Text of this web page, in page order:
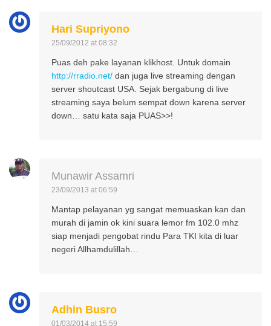
Hari Supriyono
25/09/2012 at 08:32
Puas deh pake layanan klikhost. Untuk domain
http://rradio.net/ dan juga live streaming dengan
server shoutcast USA. Sejak bergabung di live
streaming saya belum sempat down karena server
down… satu kata saja PUAS>>!
Munawir Assamri
23/09/2013 at 06:59
Mantap pelayanan yg sangat memuaskan kan dan
murah di jamin ok kini suara lemor fm 102.0 mhz
siap menjadi pengobat rindu Para TKI kita di luar
negeri Allhamdulillah…
Adhin Busro
01/03/2014 at 15:59